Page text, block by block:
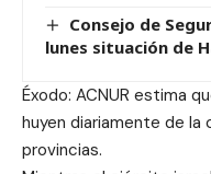
Consejo de
lunes situación de
Éxodo: ACNUR estima
huyen diariamente de la
provincias.